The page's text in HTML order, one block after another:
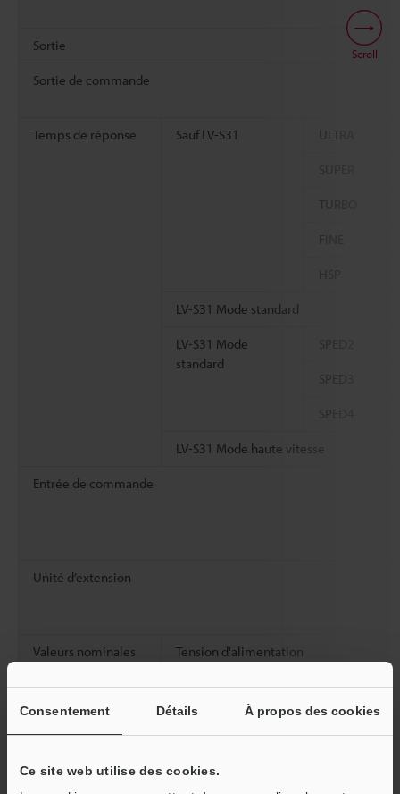
Consentement Détails À propos des cookies
Ce site web utilise des cookies.
Sortie
Sortie de commande
Temps de réponse Sauf LV-S31
TURBO
LV-S31 Mode standard
LV-S31 Mode
standard
LV-S31 Mode haute vitesse
Entrée de commande
Unité d’extension
Valeurs nominales Tension d'alimentation
Consommation
Normale
d’énergie
Scroll